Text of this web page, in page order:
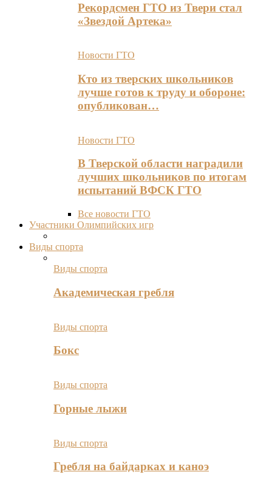
Рекордсмен ГТО из Твери стал
«Звездой Артека»
Новости ГТО
Кто из тверских школьников
лучше готов к труду и обороне:
опубликован…
Новости ГТО
В Тверской области наградили
лучших школьников по итогам
испытаний ВФСК ГТО
Все новости ГТО
Участники Олимпийских игр
Виды спорта
Виды спорта
Академическая гребля
Виды спорта
Бокс
Виды спорта
Горные лыжи
Виды спорта
Гребля на байдарках и каноэ